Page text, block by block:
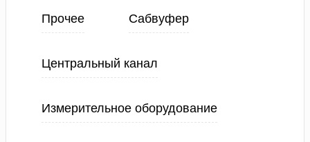
Прочее Сабвуфер
Центральный канал
Измерительное оборудование